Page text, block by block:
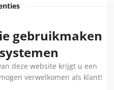
gebruikmaken
deze website krijgt u een
verwelkomen als klant!